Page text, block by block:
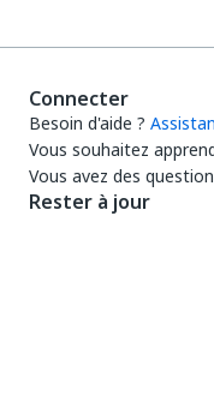
Connecter
Besoin d'aide ?
Vous souhaitez
Vous avez des
Rester à jour